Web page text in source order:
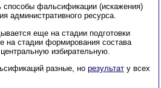
способы фальсификации (искажения)
административного ресурса.
еще на стадии подготовки
на стадии формирования состава
избирательную.
разные, но результат у всех